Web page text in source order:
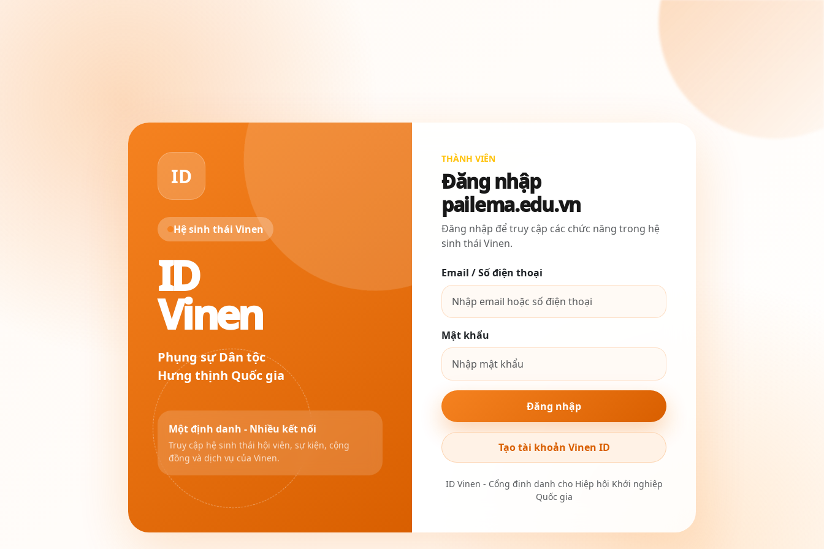
ID
Hệ sinh thái Vinen
ID
Vinen
Phụng sự Dân tộc
Hưng thịnh Quốc gia
Một định danh - Nhiều kết nối
Truy cập hệ sinh thái hội viên, sự kiện, cộng
đồng và dịch vụ của Vinen.
THÀNH VIÊN
Đăng nhập
pailema.edu.vn
Đăng nhập để truy cập các chức năng trong hệ
sinh thái Vinen.
Email / Số điện thoại
Mật khẩu
Đăng nhập
Tạo tài khoản Vinen ID
ID Vinen - Cổng định danh cho Hiệp hội Khởi nghiệp
Quốc gia